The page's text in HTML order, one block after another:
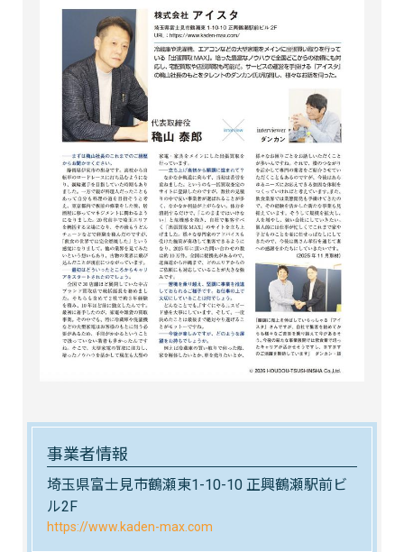
事業者情報
埼玉県富士見市鶴瀬東1-10-10 正興鶴瀬駅前ビ
ル2F
https://www.kaden-max.com